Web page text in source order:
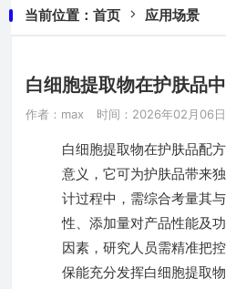
当前位置： 首页 应用场景
白细胞提取物在护肤品
作者：max 时间：2026年02月06日
白细胞提取物在护肤品配
意义，它可为护肤品带来
计过程中，需综合考量其
性、添加量对产品性能及
因素，研究人员需精准把
保能充分发挥白细胞提取